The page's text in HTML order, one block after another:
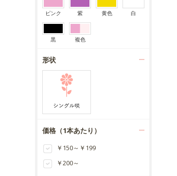
ピンク 紫 黄色 白
黒 複色
形状
価格（1本あたり）
￥150～￥199
￥200～